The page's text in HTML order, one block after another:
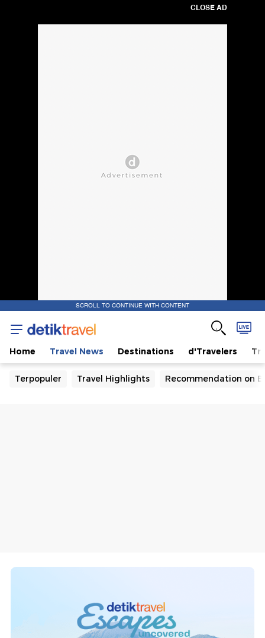
CLOSE AD
SCROLL TO CONTINUE WITH CONTENT
Home Travel News Destinations d'Travelers
Terpopuler Travel Highlights Recommendation on